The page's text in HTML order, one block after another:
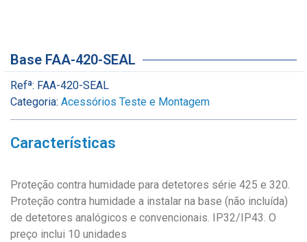
Base FAA-420-SEAL
Refª: FAA-420-SEAL
Categoria: Acessórios Teste e Montagem
Características
Proteção contra humidade para detetores série 425 e 320.
Proteção contra humidade a instalar na base (não incluída)
de detetores analógicos e convencionais. IP32/IP43. O
preço inclui 10 unidades